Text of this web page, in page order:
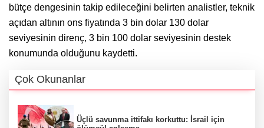
bütçe dengesinin takip edileceğini belirten analistler, teknik
açıdan altının ons fiyatında 3 bin dolar 130 dolar
seviyesinin direnç, 3 bin 100 dolar seviyesinin destek
konumunda olduğunu kaydetti.
Çok Okunanlar
Üçlü savunma ittifakı korkuttu: İsrail için